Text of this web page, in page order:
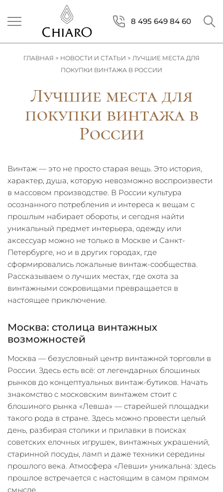
8 495 649 84 60
ГЛАВНАЯ > НОВОСТИ И СТАТЬИ > ЛУЧШИЕ МЕСТА ДЛЯ
ПОКУПКИ ВИНТАЖА В РОССИИ
Лучшие места для
покупки винтажа в
России
Винтаж — это не просто старая вещь. Это история,
характер, душа, которую невозможно воспроизвести
в массовом производстве. В России культура
осознанного потребления и интереса к вещам с
прошлым набирает обороты, и сегодня найти
уникальный предмет интерьера, одежду или
аксессуар можно не только в Москве и Санкт-
Петербурге, но и в других городах, где
сформировались локальные винтаж-сообщества.
Рассказываем о лучших местах, где охота за
винтажными сокровищами превращается в
настоящее приключение.
Москва: столица винтажных
возможностей
Москва — безусловный центр винтажной торговли в
России. Здесь есть всё: от легендарных блошиных
рынков до концептуальных винтаж-бутиков. Начать
знакомство с московским винтажем стоит с
блошиного рынка «Левша» — старейшей площадки
такого рода в стране. Здесь можно провести целый
день, разбирая столики и прилавки в поисках
советских елочных игрушек, винтажных украшений,
старинной посуды, ламп и даже техники середины
прошлого века. Атмосфера «Левши» уникальна: здесь
прошлое встречается с настоящим в самом прямом
смысле.